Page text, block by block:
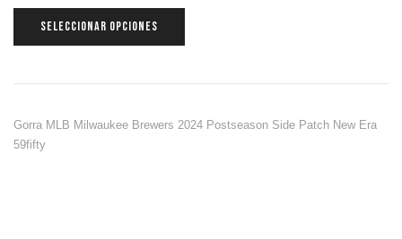
SELECCIONAR OPCIONES
Gorra MLB Milwaukee Brewers 2024 Postseason Side Patch New Era
59fifty